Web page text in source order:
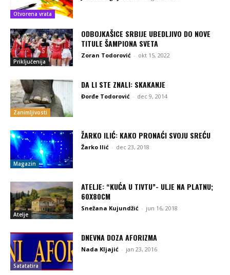
Otvorena vrata
Priključenija
ODBOJKAŠICE SRBIJE UBEDLJIVO DO NOVE
TITULE ŠAMPIONA SVETA
Zoran Todorović - okt 15, 2022
Zanimljivosti
DA LI STE ZNALI: SKAKANJE
Đorđe Todorović - dec 9, 2014
Magazin
ŽARKO ILIĆ: KAKO PRONAĆI SVOJU SREĆU
Žarko Ilić - dec 23, 2018
Atelje
ATELJE: “KUĆA U TIVTU”- ULJE NA PLATNU;
60X80CM
Snežana Kujundžić - jun 16, 2018
Satatatira
DNEVNA DOZA AFORIZMA
Nada Kljajić - jan 23, 2016